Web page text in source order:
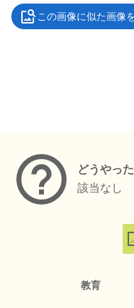
この画像に似た画像
どうやっ
該当なし
教育